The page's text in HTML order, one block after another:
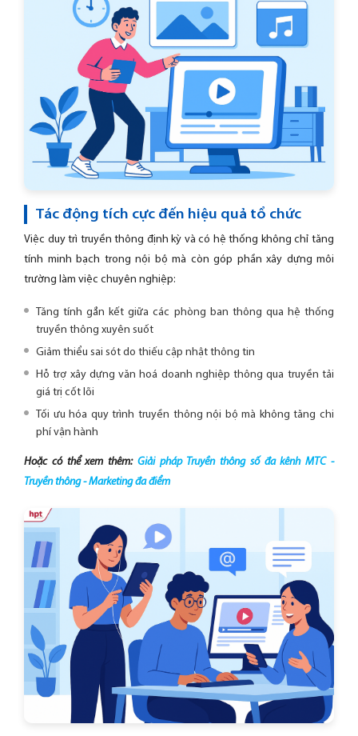
Tác động tích cực đến hiệu quả tổ chức
Việc duy trì truyền thông định kỳ và có hệ thống không chỉ tăng
tính minh bạch trong nội bộ mà còn góp phần xây dựng môi
trường làm việc chuyên nghiệp:
Tăng tính gắn kết giữa các phòng ban thông qua hệ thống
truyền thông xuyên suốt
Giảm thiểu sai sót do thiếu cập nhật thông tin
Hỗ trợ xây dựng văn hoá doanh nghiệp thông qua truyền tải
giá trị cốt lõi
Tối ưu hóa quy trình truyền thông nội bộ mà không tăng chi
phí vận hành
Hoặc có thể xem thêm: Giải pháp Truyền thông số đa kênh MTC -
Truyền thông - Marketing đa điểm